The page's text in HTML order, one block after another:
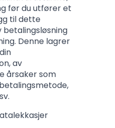
før du utfører et
til dette
betalingsløsning
Denne lagrer
av
årsaker som